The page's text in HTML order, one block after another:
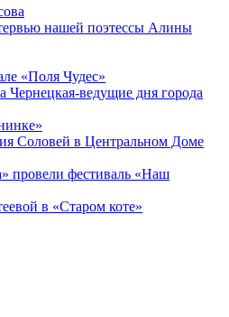
нашей поэтессы Алины
«Поля Чудес»
ведущие дня города
Соловей в Центральном Доме
провели фестиваль «Наш
в «Старом коте»